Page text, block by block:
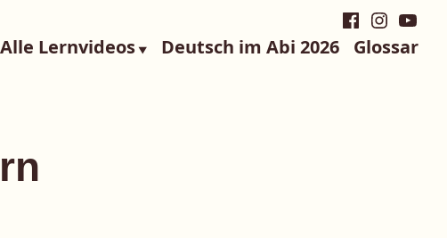
Alle Lernvideos Deutsch im Abi 2026 Glossar
Facebook